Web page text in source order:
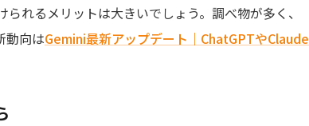
れるメリットは大きいでしょう。調べ物が多く、
動向はGemini最新アップデート｜ChatGPTやClaude